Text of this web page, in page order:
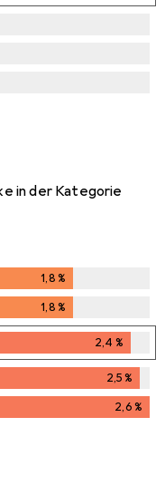
in der Kategorie
1,8%
1,8%
2,4 %
2,5%
2,6%